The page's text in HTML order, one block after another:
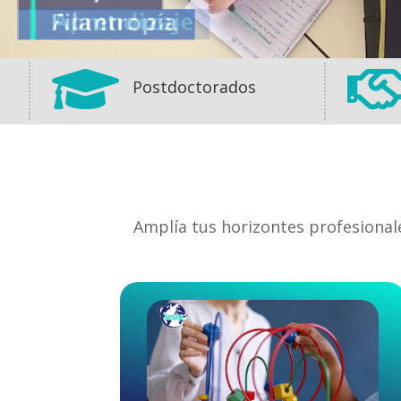
 Postdoctorados
Amplía tus horizontes